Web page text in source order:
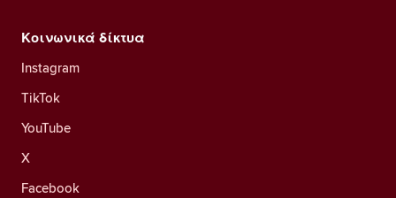
Κοινωνικά δίκτυα
Instagram
TikTok
YouTube
X
Facebook